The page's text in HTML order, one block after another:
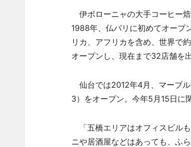
伊ボローニャの大手コーヒー
1988年、仏パリに初めてオープ
リカ、アフリカを含め、世界で
オープンし、現在まで32店舗を
仙台では2012年4月、マーブ
3）をオープン。今年5月15日に
「五橋エリアはオフィスビル
ニや居酒屋などはあっても、ふ